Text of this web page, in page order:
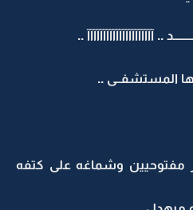
.. آآآآآآآآآآآآآآآآآآآآآ ..
المستشفــى ..
مفتوحيين وشماغه على كتفه